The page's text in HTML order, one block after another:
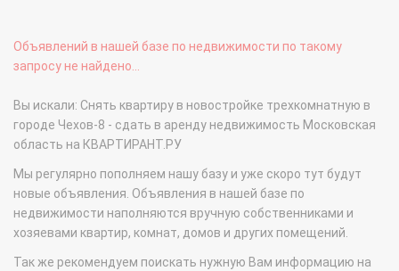
Объявлений в нашей базе по недвижимости по такому
запросу не найдено...
Вы искали: Снять квартиру в новостройке трехкомнатную в
городе Чехов-8 - сдать в аренду недвижимость Московская
область на КВАРТИРАНТ.РУ
Мы регулярно пополняем нашу базу и уже скоро тут будут
новые объявления. Объявления в нашей базе по
недвижимости наполняются вручную собственниками и
хозяевами квартир, комнат, домов и других помещений.
Так же рекомендуем поискать нужную Вам информацию на